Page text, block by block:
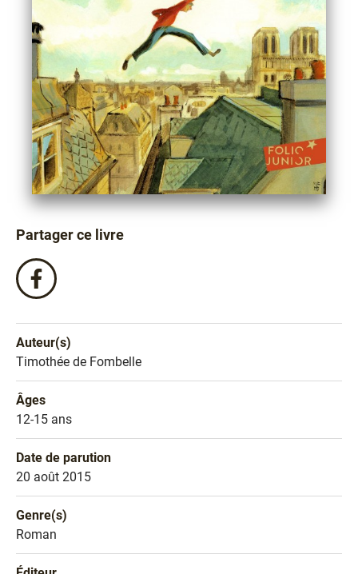
Partager ce livre
Partagez
ce
Facebook
!
Auteur(s)
Nom de l'auteur
Timothée de Fombelle
Âges
Âges
12-15 ans
Date de parution
Date de parution
20 août 2015
Genre(s)
Genre littéraire
Roman